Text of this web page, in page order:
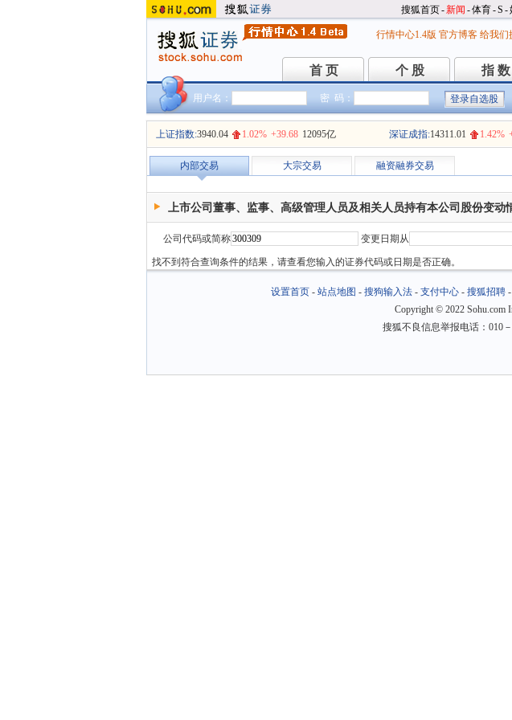
搜狐首页-新闻 -体育-S -
行情中心1.4版 官方博客 给我们
首 页
首 页 个 股
个 股 指 数
指 数
用户名： 密 码：
上证指数:3940.04 1.02% +39.68 12095亿 深证成指:14311.01 1.42%
内部交易 大宗交易 融资融券交易
上市公司董事、监事、高级管理人员及相关人员持有本公司股份变动
公司代码或简称 变更日期从
找不到符合查询条件的结果，请查看您输入的证券代码或日期是否正确。
设置首页- 站点地图 - 搜狗输入法- 支付中心- 搜狐招聘-
Copyright © 2022 Sohu.com
搜狐不良信息举报电话：010